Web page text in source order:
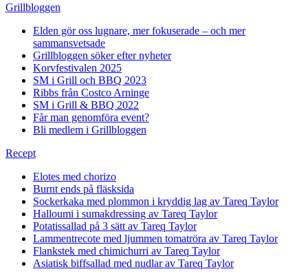
Grillbloggen
Elden gör oss lugnare, mer fokuserade – och mer
sammansvetsade
Grillbloggen söker efter nyheter
Korvfestivalen 2025
SM i Grill och BBQ 2023
Ribbs från Costco Arninge
SM i Grill & BBQ 2022
Får man genomföra event?
Bli medlem i Grillbloggen
Recept
Elotes med chorizo
Burnt ends på fläsksida
Sockerkaka med plommon i kryddig lag av Tareq Taylor
Halloumi i sumakdressing av Tareq Taylor
Potatissallad på 3 sätt av Tareq Taylor
Lammentrecote med ljummen tomatröra av Tareq Taylor
Flankstek med chimichurri av Tareq Taylor
Asiatisk biffsallad med nudlar av Tareq Taylor